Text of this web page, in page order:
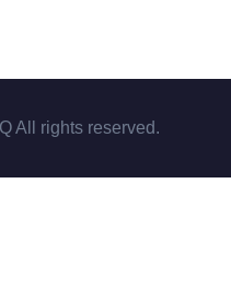
All rights reserved.